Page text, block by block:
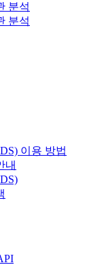
분석
분석
이용 방법
내